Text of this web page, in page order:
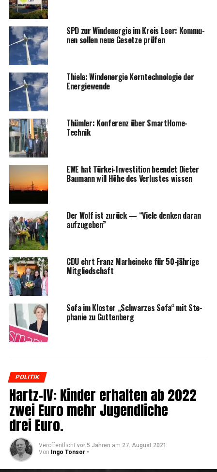
SPD zur Wind­ener­gie im Kreis Leer: Kom­mu­
nen sol­len neue Geset­ze prüfen
Thie­le: Wind­ener­gie Kern­tech­no­lo­gie der
Energiewende
Thüm­ler: Kon­fe­renz über SmartHome-
Technik
EWE hat Tür­kei-Inves­ti­ti­on been­det Die­ter
Bau­mann will Höhe des Ver­lus­tes wissen
Der Wolf ist zurück — “Vie­le den­ken dar­an
aufzugeben”
CDU ehrt Franz Mar­hei­ne­ke für 50-jäh­ri­ge
Mitgliedschaft
Sofa im Klos­ter „Schwar­zes Sofa“ mit Ste­
pha­nie zu Guttenberg
POLITIK
Hartz-IV: Kin­der erhal­ten ab 2022
zwei Euro mehr Jugend­li­che
drei Euro.
Veröffentlicht vor 5 Jahren am 27. August 2021
Von
Ingo Tonsor -